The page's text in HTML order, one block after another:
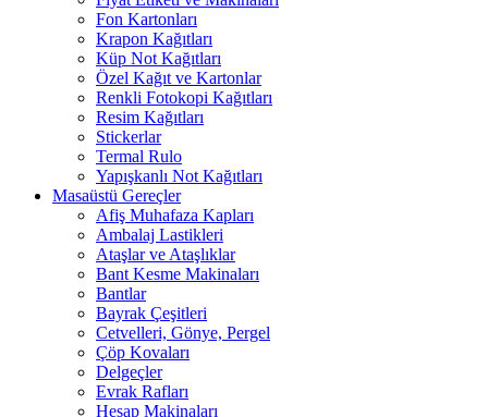
Fon Kartonları
Krapon Kağıtları
Küp Not Kağıtları
Özel Kağıt ve Kartonlar
Renkli Fotokopi Kağıtları
Resim Kağıtları
Stickerlar
Termal Rulo
Yapışkanlı Not Kağıtları
Masaüstü Gereçler
Afiş Muhafaza Kapları
Ambalaj Lastikleri
Ataşlar ve Ataşlıklar
Bant Kesme Makinaları
Bantlar
Bayrak Çeşitleri
Cetvelleri, Gönye, Pergel
Çöp Kovaları
Delgeçler
Evrak Rafları
Hesap Makinaları